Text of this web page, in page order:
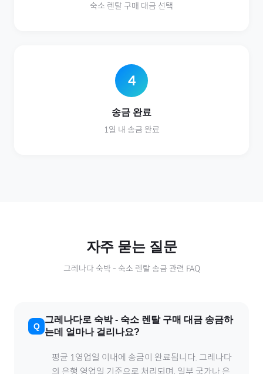
숙소 렌탈 구매 대금 선택
4
송금 완료
1일 내 송금 완료
자주 묻는 질문
그레나다 숙박- 숙소 렌탈송금 관련 FAQ
그레나다로 숙박- 숙소 렌탈구매 대금 송금하
는데 얼마나 걸리나요?
평균 1영업일 이내에 송금이 완료됩니다. 그레나다
의 은행 영업일 기준으로 처리되며, 일부 국가나 은